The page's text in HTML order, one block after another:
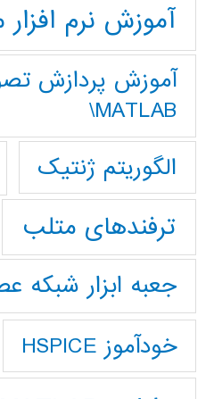
آموزش نرم
آموزش پردازش
MATLAB\
الگوریتم ژنتیک
ترفندهای متلب
جعبه ابزار شبکه
خودآموز HSPICE